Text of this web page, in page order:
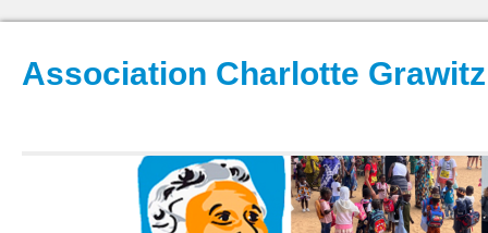
Association Charlotte Grawitz